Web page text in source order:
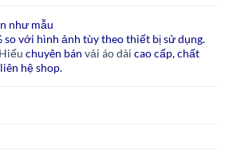
như mẫu
so với hình ảnh tùy theo thiết bị sử dụng.
chuyên bán vải áo dài cao cấp, chất
hệ shop.